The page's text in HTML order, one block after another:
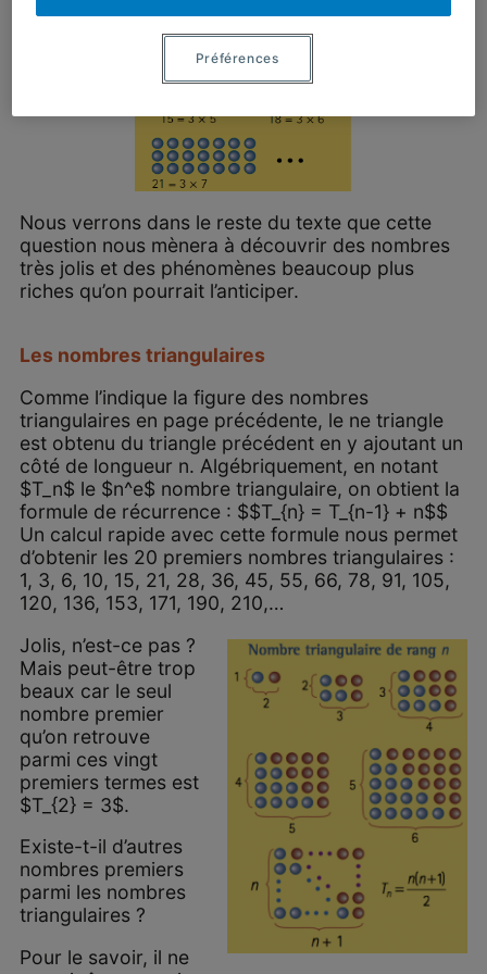
Nous verrons dans le reste du texte que cette
question nous mènera à découvrir des nombres
très jolis et des phénomènes beaucoup plus
riches qu’on pourrait l’anticiper.
Les nombres triangulaires
Comme l’indique la figure des nombres
triangulaires en page précédente, le ne triangle
est obtenu du triangle précédent en y ajoutant un
côté de longueur n. Algébriquement, en notant
$T_n$ le $n^e$ nombre triangulaire, on obtient la
formule de récurrence : $$T_{n} = T_{n-1} + n$$
Un calcul rapide avec cette formule nous permet
d’obtenir les 20 premiers nombres triangulaires :
1, 3, 6, 10, 15, 21, 28, 36, 45, 55, 66, 78, 91, 105,
120, 136, 153, 171, 190, 210,…
Jolis, n’est-ce pas ?
Mais peut-être trop
beaux car le seul
nombre premier
qu’on retrouve
parmi ces vingt
premiers termes est
$T_{2} = 3$.
Existe-t-il d’autres
nombres premiers
parmi les nombres
triangulaires ?
Pour le savoir, il ne
Préférences